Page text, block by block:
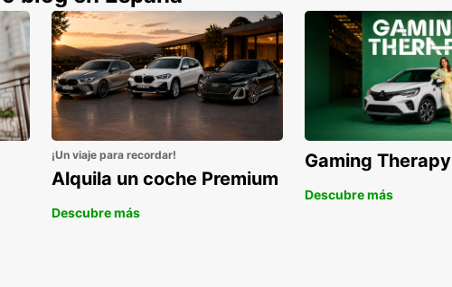
¡Un viaje para recordar!
Alquila un coche Premium
Descubre más
Gaming Therapy
Descubre más